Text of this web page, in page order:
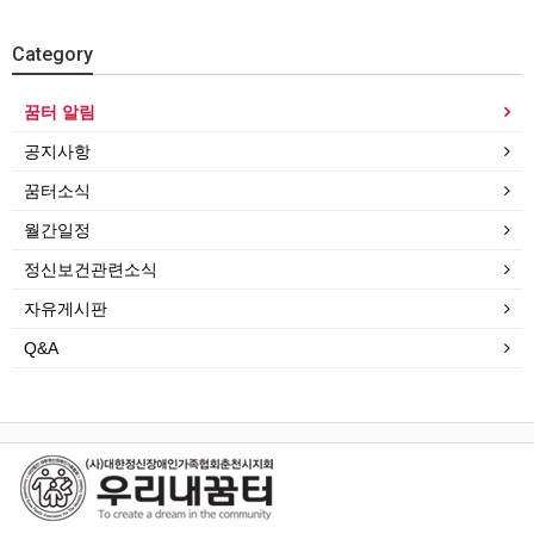
Category
꿈터 알림
공지사항
꿈터소식
월간일정
정신보건관련소식
자유게시판
Q&A